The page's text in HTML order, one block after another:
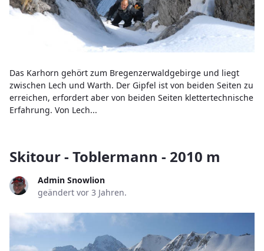
Das Karhorn gehört zum Bregenzerwaldgebirge und liegt
zwischen Lech und Warth. Der Gipfel ist von beiden Seiten zu
erreichen, erfordert aber von beiden Seiten klettertechnische
Erfahrung. Von Lech...
Skitour - Toblermann - 2010 m
Admin Snowlion
geändert vor 3 Jahren.